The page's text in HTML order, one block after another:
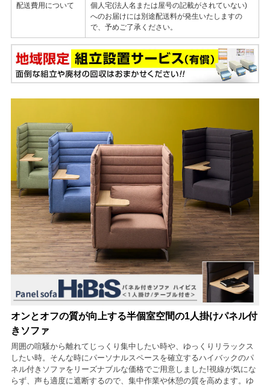
配送費用について
個人宅(法人名または屋号の記載がされていない)
へのお届けには別途配送料が発生いたしますの
で、予めご了承ください。
オンとオフの質が向上する半個室空間の1人掛けパネル付
きソファ
周囲の喧騒から離れてじっくり集中したい時や、ゆっくりリラックス
したい時。そんな時にパーソナルスペースを確立するハイバックのパ
ネル付きソファをリーズナブルな価格でご用意しました!視線が気にな
らず、声も適度に遮断するので、集中作業や休憩の質を高めます。ゆ